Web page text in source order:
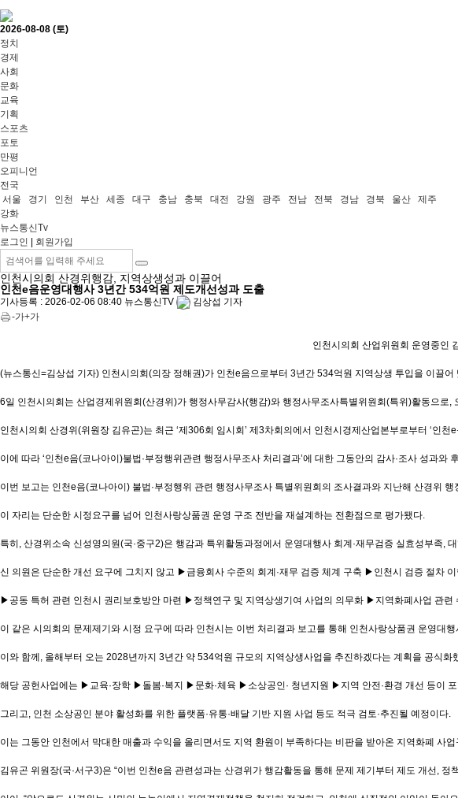
2026-08-08 (토)
정치
경제
사회
문화
교육
기획
스포츠
포토
만평
오피니언
전국
서울
경기 인천 부산 세종 대구 충남 충북 대전 강원 광주 전남 전북 경남 경북 울산
제주
강화
뉴스통신Tv
로그인
회원가입
인천시의회 산경위행감, 지역상생성과 이끌어
인천e음운영대행사 3년간 534억원 제도개선성과 도출
기사등록 : 2026-02-06 08:40 뉴스통신TV
김상섭 기자
-가+가
인천시의회 산업위원회 운영중인
(뉴스통신=김상섭 기자) 인천시의회(의장 정해권)가 인천e음으로부터 3년간 534억원 지역상생 투입을 이끌어
6일 인천시의회는 산업경제위원회(산경위)가 행정사무감사(행감)와 행정사무조사특별위원회(특위)활동으
인천시의회 산경위(위원장 김유곤)는 최근 ‘제306회 임시회’ 제3차회의에서 인천시경제산업본부로부터 ‘인
이에 따라 ‘인천e음(코나아이)불법·부정행위관련 행정사무조사 처리결과’에 대한 그동안의 감사·조사 성과와
이번 보고는 인천e음(코나아이) 불법·부정행위 관련 행정사무조사 특별위원회의 조사결과와 지난해 산경위
이 자리는 단순한 시정요구를 넘어 인천사랑상품권 운영 구조 전반을 재설계하는 전환점으로 평가됐다.
특히, 산경위소속 신성영의원(국·중구2)은 행감과 특위활동과정에서 운영대행사 회계·재무검증 실효성부족,
신 의원은 단순한 개선 요구에 그치지 않고 ▶금융회사 수준의 회계·재무 검증 체계 구축 ▶인천시 검증 절차
▶공동 특허 관련 인천시 권리보호방안 마련 ▶정책연구 및 지역상생기여 사업의 의무화 ▶지역화폐사업 관련
이 같은 시의회의 문제제기와 시정 요구에 따라 인천시는 이번 처리결과 보고를 통해 인천사랑상품권 운영대
이와 함께, 올해부터 오는 2028년까지 3년간 약 534억원 규모의 지역상생사업을 추진하겠다는 계획을 공식화
해당 공헌사업에는 ▶교육·장학 ▶돌봄·복지 ▶문화·체육 ▶소상공인· 청년지원 ▶지역 안전·환경 개선 등이
그리고, 인천 소상공인 분야 활성화를 위한 플랫폼·유통·배달 기반 지원 사업 등도 적극 검토·추진될 예정이다.
이는 그동안 인천에서 막대한 매출과 수익을 올리면서도 지역 환원이 부족하다는 비판을 받아온 지역화폐 사
김유곤 위원장(국·서구3)은 “이번 인천e음 관련성과는 산경위가 행감활동을 통해 문제 제기부터 제도 개선, 정